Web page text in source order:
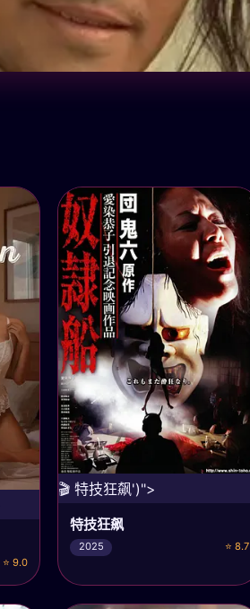
⭐ 9.0
🎬 特技狂飙')">
特技狂飙
2025 ⭐ 8.7